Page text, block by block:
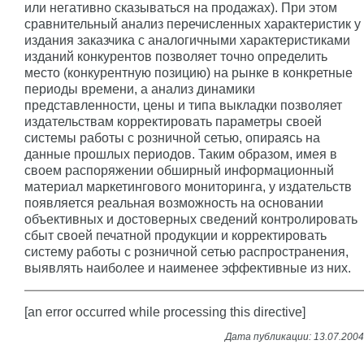
или негативно сказываться на продажах). При этом
сравнительный анализ перечисленных характеристик у
издания заказчика с аналогичными характеристиками
изданий конкурентов позволяет точно определить
место (конкурентную позицию) на рынке в конкретные
периоды времени, а анализ динамики
представленности, цены и типа выкладки позволяет
издательствам корректировать параметры своей
системы работы с розничной сетью, опираясь на
данные прошлых периодов. Таким образом, имея в
своем распоряжении обширный информационный
материал маркетингового мониторинга, у издательств
появляется реальная возможность на основании
объективных и достоверных сведений контролировать
сбыт своей печатной продукции и корректировать
систему работы с розничной сетью распространения,
выявлять наиболее и наименее эффективные из них.
[an error occurred while processing this directive]